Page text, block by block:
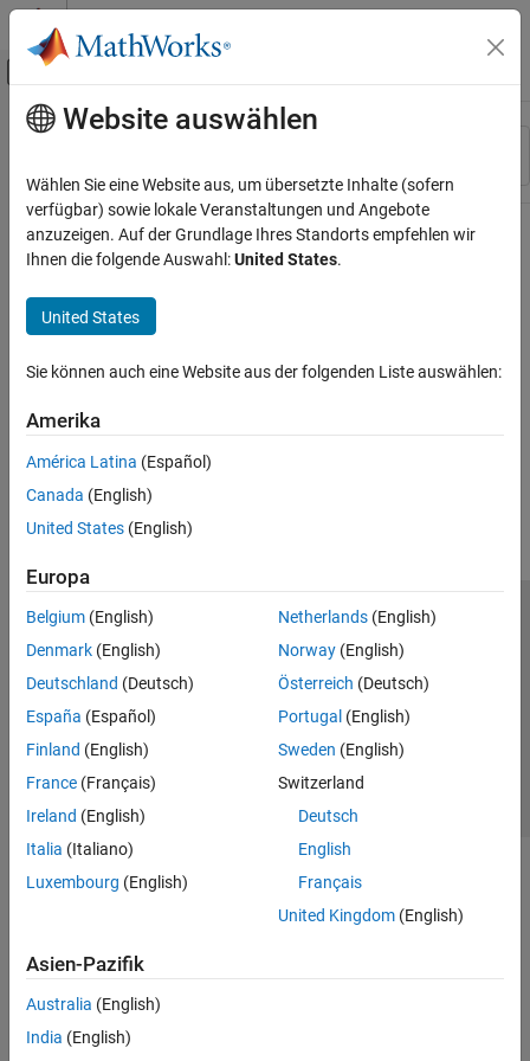
Weiter zum Inhalt
Umschaltung für Off-Canvas-
Ressource
Hauptinhalt
Website auswählen
Wählen Sie eine Website aus, um übersetzte Inhalte (sofern
verfügbar) sowie lokale Veranstaltungen und Angebote
anzuzeigen. Auf der Grundlage Ihres Standorts empfehlen wir
Ihnen die folgende Auswahl:United States.
United States
Sie können auch eine Website aus der folgenden Liste auswählen:
Amerika
América Latina (Español)
Canada (English)
United States (English)
Europa
Belgium (English)
Denmark (English)
Deutschland (Deutsch)
España (Español)
Finland (English)
France (Français)
Ireland (English)
Italia (Italiano)
Luxembourg (English)
Netherlands(English)
Norway(English)
Österreich (Deutsch)
Portugal (English)
Sweden (English)
Switzerland
Deutsch
English
Français
United Kingdom(English)
Asien-Pazifik
Australia (English)
India (English)
Trust Center
Datenschutz-Richtlinien
Datendiebstahl verhindern
Status von Anwendungen
© 1994-2026 The MathWorks, Inc.
Website auswählen
Deutschland